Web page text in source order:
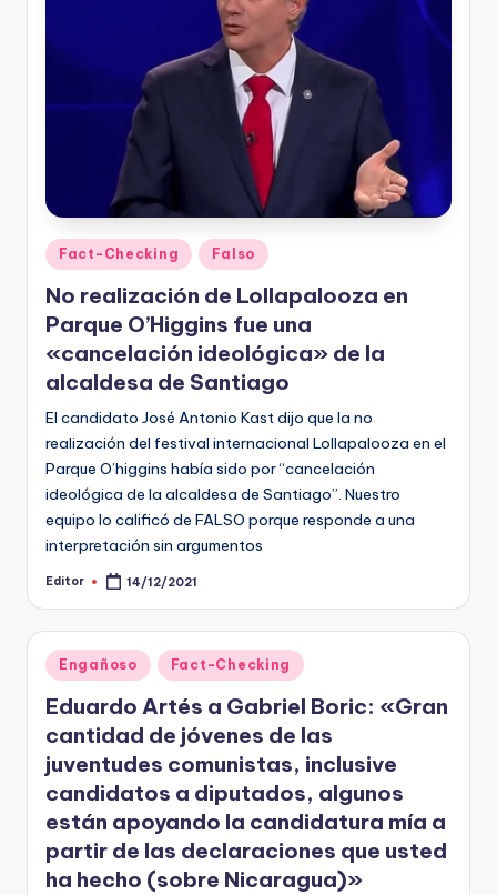
Publicado
en
Fact-Checking Falso
No realización de Lollapalooza en
Parque O’Higgins fue una
«cancelación ideológica» de la
alcaldesa de Santiago
El candidato José Antonio Kast dijo que la no
realización del festival internacional Lollapalooza en el
Parque O’higgins había sido por “cancelación
ideológica de la alcaldesa de Santiago”. Nuestro
equipo lo calificó de FALSO porque responde a una
interpretación sin argumentos
Publicado
Editor 14/12/2021
Publicado
en
Engañoso Fact-Checking
Eduardo Artés a Gabriel Boric: «Gran
cantidad de jóvenes de las
juventudes comunistas, inclusive
candidatos a diputados, algunos
están apoyando la candidatura mía a
partir de las declaraciones que usted
ha hecho (sobre Nicaragua)»